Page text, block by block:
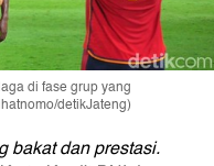
di fase grup yang
detikJateng)
bakat dan prestasi.